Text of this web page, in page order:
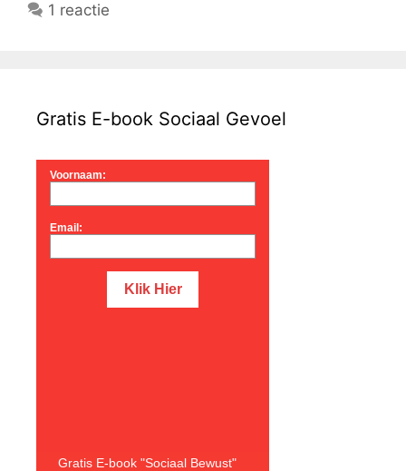
1 reactie
Gratis E-book Sociaal Gevoel
Voornaam:
Email:
Gratis E-book "Sociaal Bewust"